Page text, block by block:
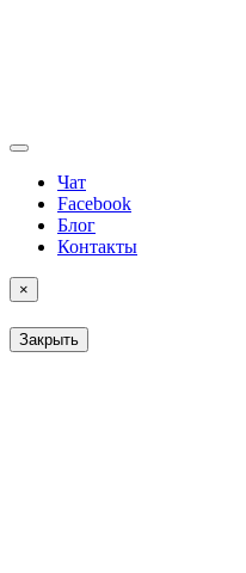
Чат
Facebook
Блог
Контакты
×
Закрыть